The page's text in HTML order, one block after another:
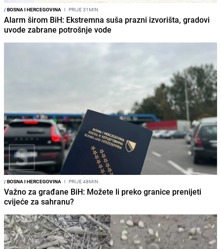
/BOSNA I HERCEGOVINA I PRIJE 31MIN
Alarm širom BiH: Ekstremna suša prazni izvorišta, gradovi
uvode zabrane potrošnje vode
/BOSNA I HERCEGOVINA I PRIJE 48MIN
Važno za građane BiH: Možete li preko granice prenijeti
cvijeće za sahranu?